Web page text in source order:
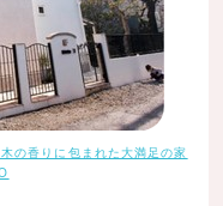
の香りに包まれた大満足の家